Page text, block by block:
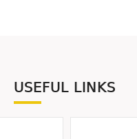
USEFUL LINKS